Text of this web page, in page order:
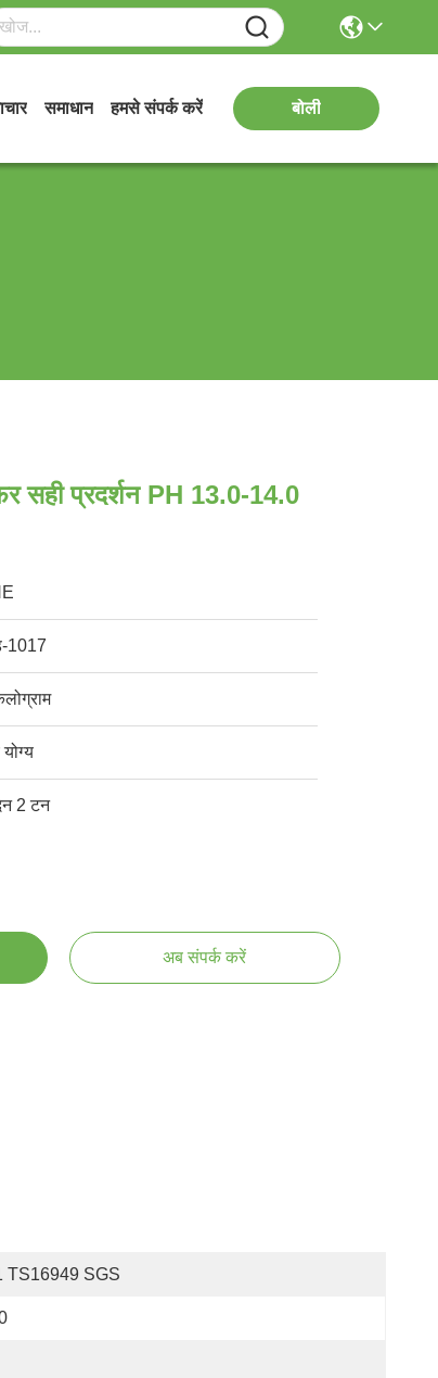
समाधान हमसे संपर्क करें बोली
सही प्रदर्शन PH 13.0-14.0
1017
योग्य
2 टन
अब संपर्क करें
TS16949 SGS